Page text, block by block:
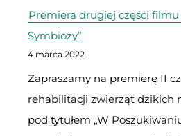
Premiera drugiej części
Symbiozy”
4 marca 2022
Zapraszamy na premierę II
rehabilitacji zwierząt dzikich
pod tytułem „W